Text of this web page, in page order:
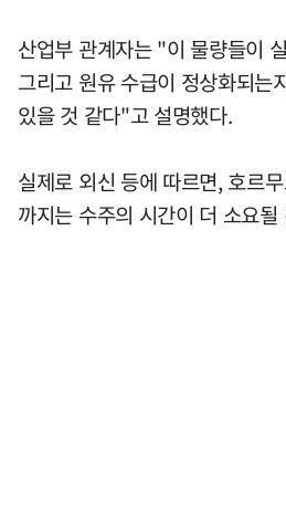
산업부 관계자는 "이 물량들이
그리고 원유 수급이 정상화되는
있을 것 같다"고 설명했다.
실제로 외신 등에 따르면, 호르
까지는 수주의 시간이 더 소요